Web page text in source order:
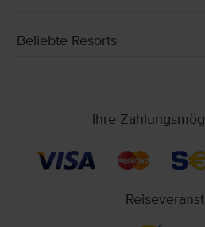
Beliebte Resorts
Ihre